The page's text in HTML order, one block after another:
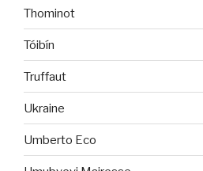
Thominot
Tóibín
Truffaut
Ukraine
Umberto Eco